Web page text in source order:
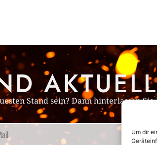
Um dir
Stand sein? Dann hinterlassen